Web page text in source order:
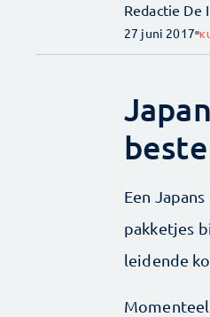
Redactie De
27 juni 2017
Een
pakketjes
leidende
Momenteel